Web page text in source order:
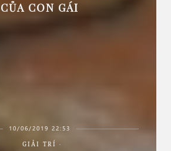
CỦA CON GÁI
10/06/2019 22:53
GIẢI TRÍ